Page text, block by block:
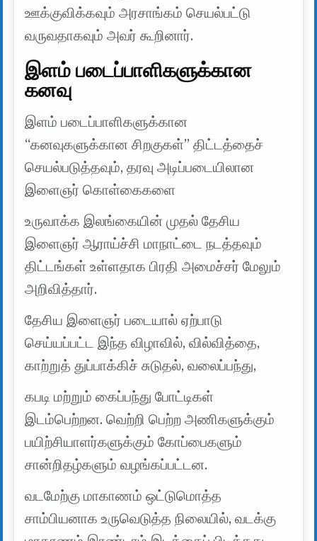
ஊக்குவிக்கவும் அரசாங்கம் செயல்பட்டு
வருவதாகவும் அவர் கூறினார்.
இளம் படைப்பாளிகளுக்கான
கனவு
இளம் படைப்பாளிகளுக்கான
“கனவுகளுக்கான சிறகுகள்” திட்டத்தைச்
செயல்படுத்தவும், தரவு அடிப்படையிலான
இளைஞர் கொள்கைகளை
உருவாக்க இலங்கையின் முதல் தேசிய
இளைஞர் ஆராய்ச்சி மாநாட்டை நடத்தவும்
திட்டங்கள் உள்ளதாக பிரதி அமைச்சர் மேலும்
அறிவித்தார்.
தேசிய இளைஞர் படையால் ஏற்பாடு
செய்யப்பட்ட இந்த விழாவில், வில்வித்தை,
காற்றுத் துப்பாக்கிச் சுடுதல், வலைப்பந்து,
கபடி மற்றும் கைப்பந்து போட்டிகள்
இடம்பெற்றன. வெற்றி பெற்ற அணிகளுக்கும்
பயிற்சியாளர்களுக்கும் கோப்பைகளும்
சான்றிதழ்களும் வழங்கப்பட்டன.
வடமேற்கு மாகாணம் ஒட்டுமொத்த
சாம்பியனாக உருவெடுத்த நிலையில், வடக்கு